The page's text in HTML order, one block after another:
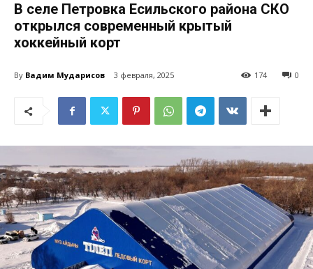
В селе Петровка Есильского района СКО
открылся современный крытый
хоккейный корт
By Вадим Мударисов 3 февраля, 2025 0
174